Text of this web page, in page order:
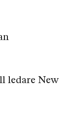
ledare New